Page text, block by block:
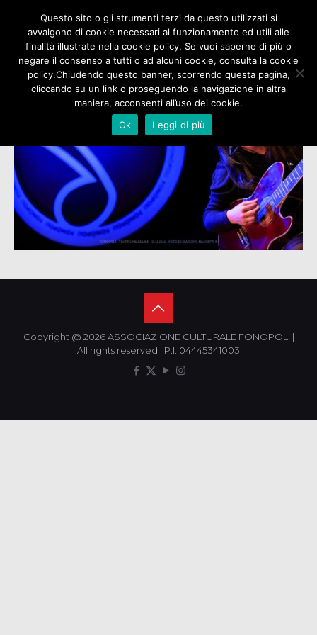
Copyright @ 2026 ASSOCIAZIONE CULTURALE FONOPOLI |
All rights reserved | P.I. 04445341003
Questo sito o gli strumenti terzi da questo utilizzati si
avvalgono di cookie necessari al funzionamento ed utili alle
finalità illustrate nella cookie policy. Se vuoi saperne di più o
negare il consenso a tutti o ad alcuni cookie, consulta la cookie
policy.Chiudendo questo banner, scorrendo questa pagina,
cliccando su un link o proseguendo la navigazione in altra
maniera, acconsenti all’uso dei cookie.
Ok
Leggi di più